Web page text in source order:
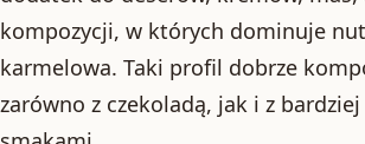
kompozycji, w których dominuje
karmelowa. Taki profil dobrze
zarówno z czekoladą, jak i z